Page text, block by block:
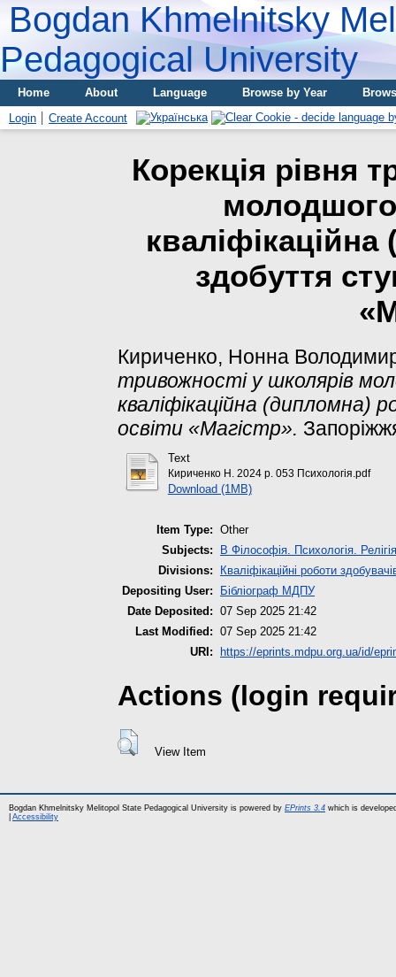
Bogdan Khmelnitsky
Pedagogical University
Home About Language Browse by Year
Login
Create Account
Корекція рівня
молодшого
здобуття
Кириченко, Нонна
тривожності у школярів
кваліфікаційна
освіти «Магістр».
Text
Кириченко Н. 2024 р. 053 Психологія.pdf
Download (1MB)
Item Type: Other
Subjects:
B Філософія. Психологія. Релігія
Divisions:
Кваліфікаційні роботи
Depositing User:
Бібліограф МДПУ
Date Deposited: 07 Sep 2025 21:42
Last Modified: 07 Sep 2025 21:42
URI:
https://eprints.mdpu.org.ua/id/
Actions (login
View Item
Bogdan Khmelnitsky Melitopol State Pedagogical University is powered by EPrints 3.4 which is
Accessibility